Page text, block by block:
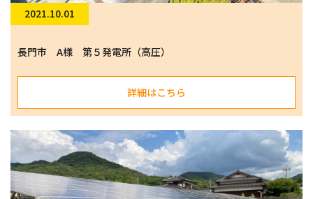
2021.10.01
長門市 A様 第５発電所（高圧）
詳細はこちら